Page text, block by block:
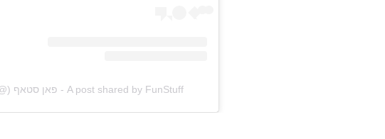
A post shared by FunStuff - פאן סטאף (@fun_stuff_il)